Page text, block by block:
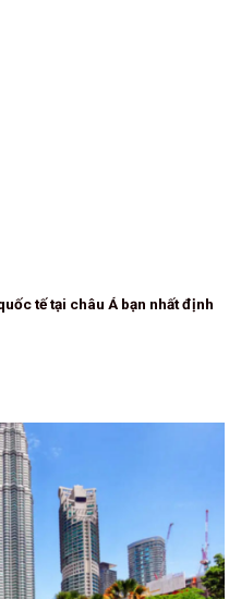
tế tại châu Á bạn nhất định